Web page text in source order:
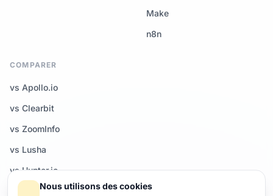
Make
n8n
COMPARER
vs Apollo.io
vs Clearbit
vs ZoomInfo
vs Lusha
vs Hunter.io
Tous les comparatifs →
Nous utilisons des cookies